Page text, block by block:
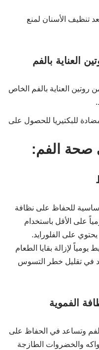
تنظيف الأسنان لمنع
العناية بالفم
العناية بالفم الخاص
للبكتيريا للحصول على
صحة الفم:
للحفاظ على نظافة
على الأقل باستخدام
على الفلورايد.
لإزالة بقايا الطعام
في تقليل خطر التسوس
الفموية
وتساعد في الحفاظ على
والخضروات الطازجة